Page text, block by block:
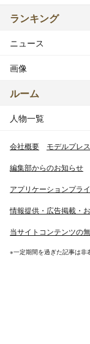
ランキング
ニュース
画像
ルーム
人物一覧
会社概要 モデルプレ
編集部からのお知らせ
アプリケーションプラ
情報提供・広告掲載・
当サイトコンテンツの
※一定期間を過ぎた記事は非